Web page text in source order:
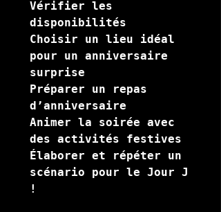
Vérifier les
disponibilités
Choisir un lieu idéal
pour un anniversaire
surprise
Préparer un repas
d’anniversaire
Animer la soirée avec
des activités festives
Élaborer et répéter un
scénario pour le Jour J
!